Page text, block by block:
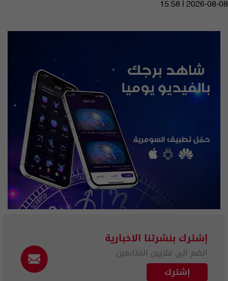
15:58 | 2026-08-08
إشترك بنشرتنا الاخبارية
انضم الى ملايين المتابعين
إشترك